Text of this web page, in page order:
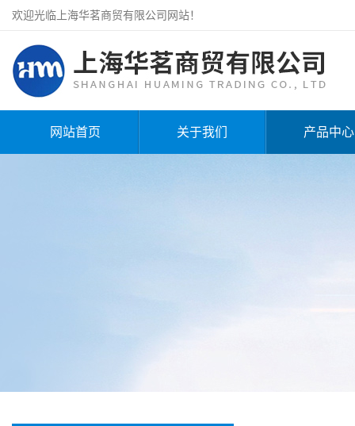
欢迎光临上海华茗商贸有限公司网站！
网站首页 关于我们 产品中心